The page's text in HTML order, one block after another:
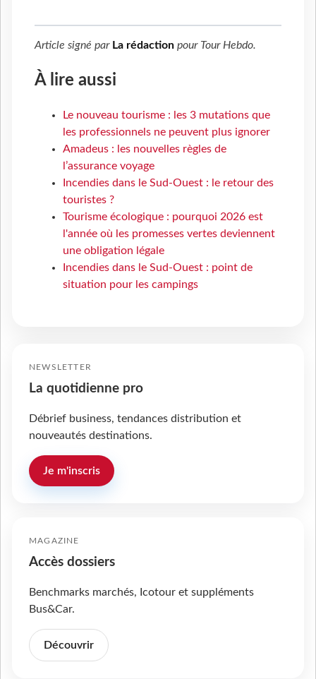
Article signé par La rédaction pour Tour Hebdo.
À lire aussi
Le nouveau tourisme : les 3 mutations que
les professionnels ne peuvent plus ignorer
Amadeus : les nouvelles règles de
l’assurance voyage
Incendies dans le Sud-Ouest : le retour des
touristes ?
Tourisme écologique : pourquoi 2026 est
l'année où les promesses vertes deviennent
une obligation légale
Incendies dans le Sud-Ouest : point de
situation pour les campings
NEWSLETTER
La quotidienne pro
Débrief business, tendances distribution et
nouveautés destinations.
Je m'inscris
MAGAZINE
Accès dossiers
Benchmarks marchés, Icotour et suppléments
Bus&Car.
Découvrir